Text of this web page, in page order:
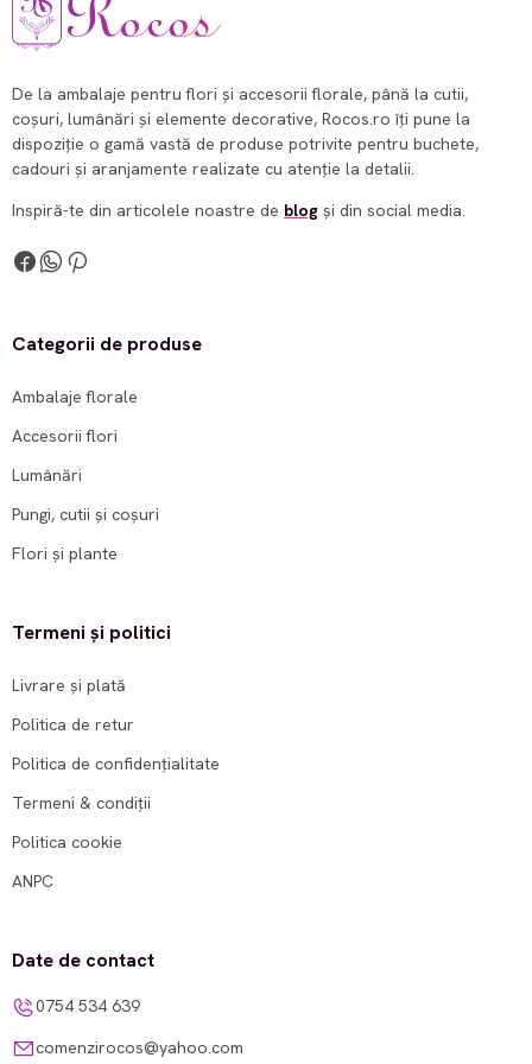
De la ambalaje pentru flori și accesorii florale, până la cutii,
coșuri, lumânări și elemente decorative, Rocos.ro îți pune la
dispoziție o gamă vastă de produse potrivite pentru buchete,
cadouri și aranjamente realizate cu atenție la detalii.
Inspiră-te din articolele noastre de blog și din social media.
Categorii de produse
Ambalaje florale
Accesorii flori
Lumânări
Pungi, cutii și coșuri
Flori și plante
Termeni și politici
Livrare și plată
Politica de retur
Politica de confidențialitate
Termeni & condiții
Politica cookie
ANPC
Date de contact
0754 534 639
comenzirocos@yahoo.com